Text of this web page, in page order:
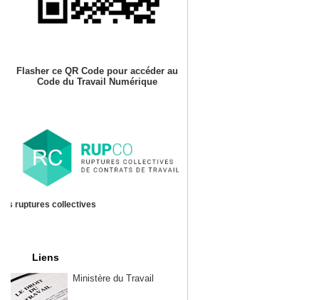
Flasher ce QR Code pour accéder au
Code du Travail Numérique
ruptures collectives
Liens
Ministère du Travail